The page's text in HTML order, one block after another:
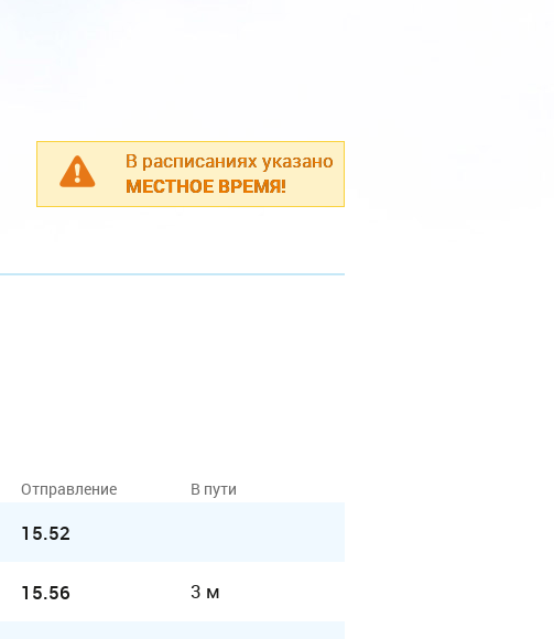
В расписаниях указано
МЕСТНОЕ ВРЕМЯ!
Отправление В пути
15.52
15.56 3 м